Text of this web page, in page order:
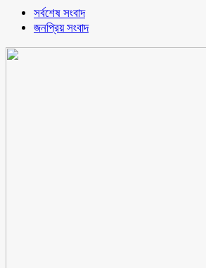
সর্বশেষ সংবাদ
জনপ্রিয় সংবাদ